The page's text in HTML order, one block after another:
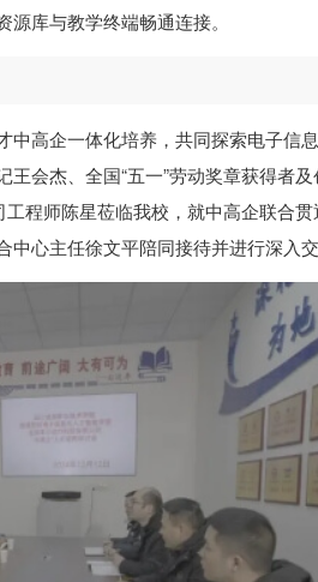
库与教学终端畅通连接。
高企一体化培养，共同探索电子信
会杰、全国“五一”劳动奖章获得者及
程师陈星莅临我校，就中高企联合
心主任徐文平陪同接待并进行深入交